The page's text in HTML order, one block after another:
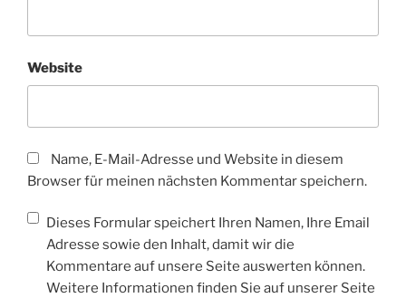
Website
Name, E-Mail-Adresse und Website in diesem
Browser für meinen nächsten Kommentar speichern.
Dieses Formular speichert Ihren Namen, Ihre Email
Adresse sowie den Inhalt, damit wir die
Kommentare auf unsere Seite auswerten können.
Weitere Informationen finden Sie auf unserer Seite